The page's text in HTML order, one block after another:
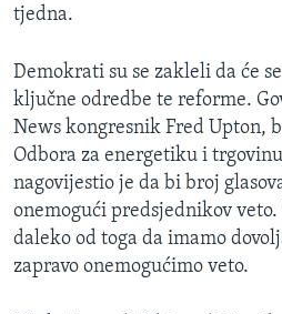
tjedna.
Demokrati su se zakleli da će
ključne odredbe te reforme.
News kongresnik Fred Upton,
Odbora za energetiku i
nagovijestio je da bi broj
onemogući predsjednikov
daleko od toga da imamo
zapravo onemogućimo veto.